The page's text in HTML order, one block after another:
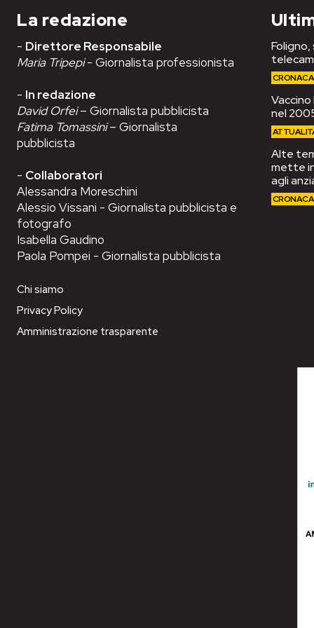
La redazione
- Direttore Responsabile
Maria Tripepi- Giornalista professionista
- In redazione
David Orfei– Giornalista pubblicista
Fatima Tomassini– Giornalista
pubblicista
- Collaboratori
Alessandra Moreschini
Alessio Vissani - Giornalista pubblicista e
fotografo
Isabella Gaudino
Paola Pompei - Giornalista pubblicista
Chi siamo
Privacy Policy
Amministrazione trasparente
CRONACA
nel
Alte
mette
agli
CRONACA